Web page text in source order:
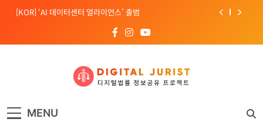
Skip[KOR] ‘AI 데이터센터 얼라이언스’ 출범
[EU] 틱톡의 아동 보호 미흡 관련 예비 조사결과 발표
[Russia] 텔레그램 설립자 파벨 두로프 기소
[KOR] ‘AI 데이터센터 얼라이언스’ 출범
MENU